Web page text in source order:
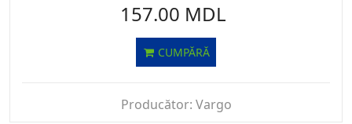
157.00 MDL
CUMPĂRĂ
Producător: Vargo